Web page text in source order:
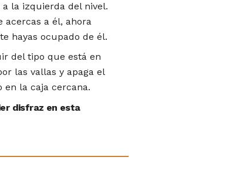
la izquierda del nivel.
acercas a él, ahora
hayas ocupado de él.
del tipo que está en
las vallas y apaga el
en la caja cercana.
disfraz en esta